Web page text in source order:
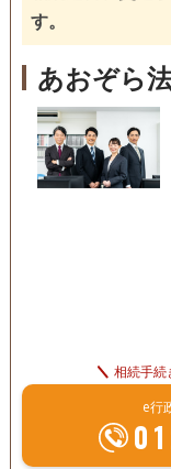
す。
あおぞら
相続手続
e行